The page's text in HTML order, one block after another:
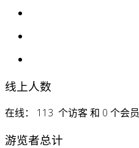
线上人数
在线： 113 个访客 和 0 个会员
游览者总计